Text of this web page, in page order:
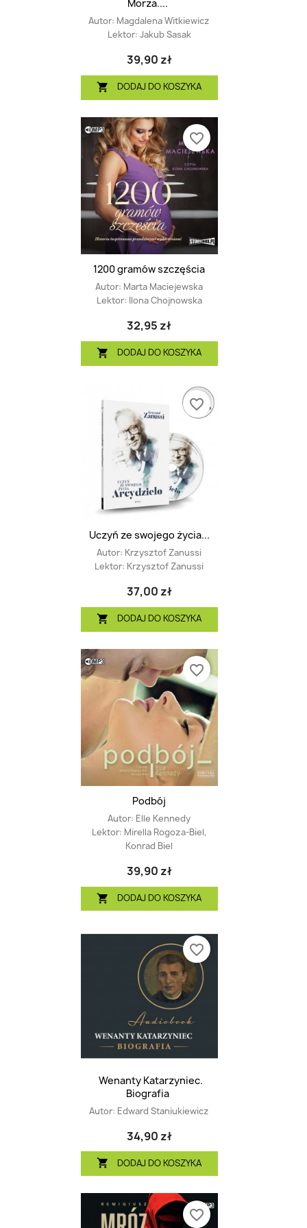
Morza....
Autor: Magdalena Witkiewicz
Lektor: Jakub Sasak
39,90 zł
 DODAJ DO KOSZYKA
1200 gramów szczęścia
Autor: Marta Maciejewska
Lektor: Ilona Chojnowska
32,95 zł
 DODAJ DO KOSZYKA
favorite_border
Uczyń ze swojego życia...
Autor: Krzysztof Zanussi
Lektor: Krzysztof Zanussi
37,00 zł
 DODAJ DO KOSZYKA
favorite_border
Podbój
Autor: Elle Kennedy
Lektor: Mirella Rogoza-Biel,
Konrad Biel
39,90 zł
 DODAJ DO KOSZYKA
favorite_border
Wenanty Katarzyniec.
Biografia
Autor: Edward Staniukiewicz
34,90 zł
 DODAJ DO KOSZYKA
favorite_border
favorite_border